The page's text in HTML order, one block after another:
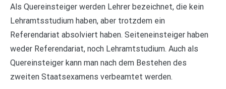
Als Quereinsteiger werden Lehrer bezeichnet, die kein
Lehramtsstudium haben, aber trotzdem ein
Referendariat absolviert haben. Seiteneinsteiger haben
weder Referendariat, noch Lehramtstudium. Auch als
Quereinsteiger kann man nach dem Bestehen des
zweiten Staatsexamens verbeamtet werden.